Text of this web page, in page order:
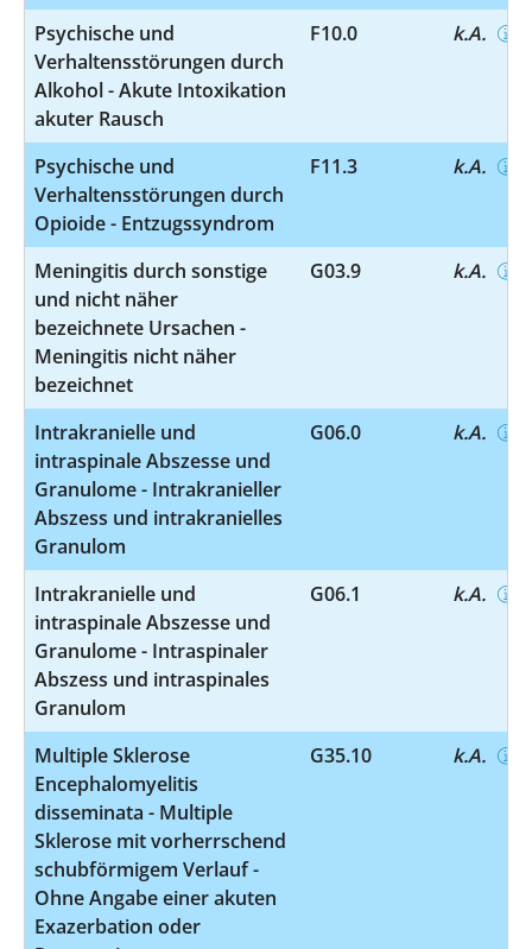
Psychische und
Verhaltensstörungen durch
Alkohol - Akute Intoxikation
akuter Rausch
F10.0 k.A.
Psychische und
Verhaltensstörungen durch
Opioide - Entzugssyndrom
F11.3 k.A.
Meningitis durch sonstige
und nicht näher
bezeichnete Ursachen -
Meningitis nicht näher
bezeichnet
G03.9 k.A.
Intrakranielle und
intraspinale Abszesse und
Granulome - Intrakranieller
Abszess und intrakranielles
Granulom
G06.0 k.A.
Intrakranielle und
intraspinale Abszesse und
Granulome - Intraspinaler
Abszess und intraspinales
Granulom
G06.1 k.A.
Multiple Sklerose
Encephalomyelitis
disseminata - Multiple
Sklerose mit vorherrschend
schubförmigem Verlauf -
Ohne Angabe einer akuten
Exazerbation oder
G35.10 k.A.